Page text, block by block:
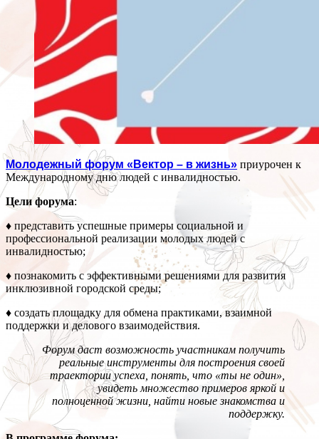
Молодежный форум «Вектор – в жизнь» приурочен к
Международному дню людей с инвалидностью.
Цели форума:
♦ представить успешные примеры социальной и
профессиональной реализации молодых людей с
инвалидностью;
♦ познакомить с эффективными решениями для развития
инклюзивной городской среды;
♦ создать площадку для обмена практиками, взаимной
поддержки и делового взаимодействия.
Форум даст возможность участникам получить
реальные инструменты для построения своей
траектории успеха, понять, что «ты не один»,
увидеть множество примеров яркой и
полноценной жизни, найти новые знакомства и
поддержку.